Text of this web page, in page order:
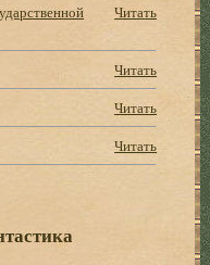
Читать
Читать
Читать
Читать